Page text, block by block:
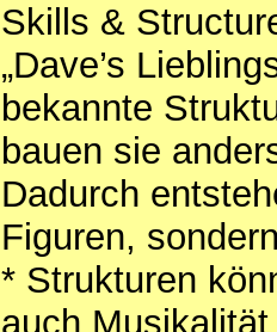
Skills &
„Dave’s
bekannte
bauen sie
Dadurch
Figuren,
* Strukturen
auch